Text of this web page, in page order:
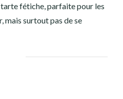
fétiche, parfaite pour les
mais surtout pas de se